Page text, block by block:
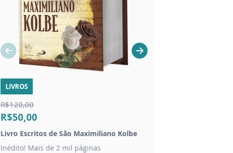
LIVROS
R$120,00
R$50,00
Livro Escritos de São Maximiliano Kolbe
Inédito! Mais de 2 mil páginas